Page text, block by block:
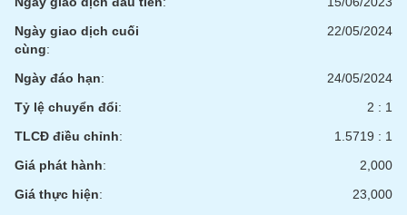
Ngày giao dịch cuối
cùng:
22/05/2024
Ngày đáo hạn:
24/05/2024
Tỷ lệ chuyển đổi:
2 : 1
TLCĐ điều chỉnh:
1.5719 : 1
Giá phát hành:
2,000
Giá thực hiện:
23,000
CÔNG
NGHỆ